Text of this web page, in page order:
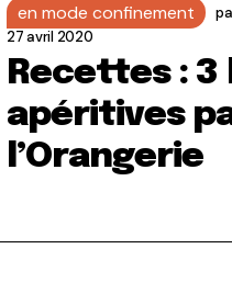
en mode confinement
27 avril 2020
Recettes : 3
apéritives
l’Orangerie